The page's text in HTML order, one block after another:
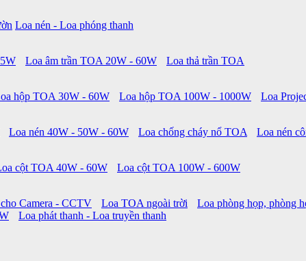
Loa nén - Loa phóng thanh
Loa âm trần TOA 20W - 60W
Loa thả trần TOA
hộp TOA 30W - 60W Loa hộp TOA 100W - 1000W Loa
Loa nén 40W - 50W - 60W Loa chống cháy nổ TOA
Loa nén
cột TOA 40W - 60W
Loa cột TOA 100W - 600W
Camera - CCTV Loa TOA ngoài trời Loa phòng họp, phòng
Loa phát thanh - Loa truyền thanh